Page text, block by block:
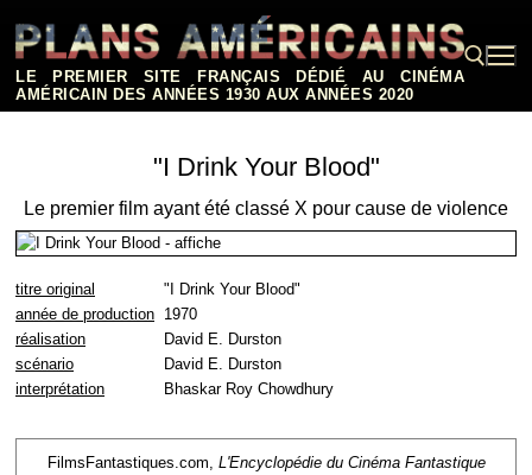
contenu
LE PREMIER SITE FRANÇAIS DÉDIÉ AU CINÉMA
AMÉRICAIN DES ANNÉES 1930 AUX ANNÉES 2020
"I Drink Your Blood"
Le premier film ayant été classé X pour cause de violence
titre original
"I Drink Your Blood"
année de production 1970
réalisation
David E. Durston
scénario
David E. Durston
interprétation
Bhaskar Roy Chowdhury
FilmsFantastiques.com, L'Encyclopédie du Cinéma Fantastique